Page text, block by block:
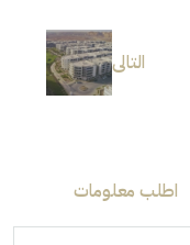
التالى
اطلب معلومات